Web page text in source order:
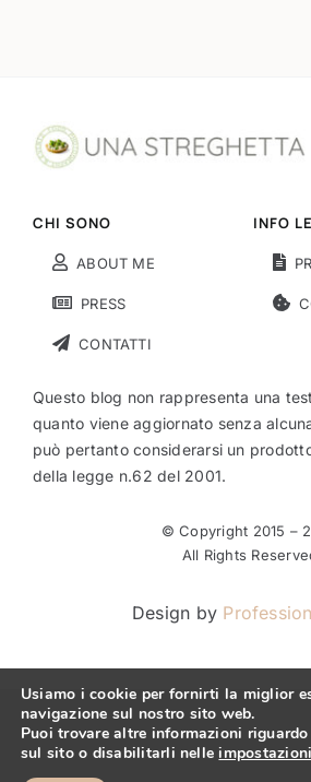
CHI SONO
ABOUT ME
PRESS
CONTATTI
INFO
Questo blog non rappresenta una
quanto viene aggiornato senza
può pertanto considerarsi un
della legge n.62 del 2001.
© Copyright 2015 –
All Rights
Design by
Usiamo i cookie per fornirti la miglior
navigazione sul nostro sito web.
Puoi trovare altre informazioni
sul sito o disabilitarli nelle